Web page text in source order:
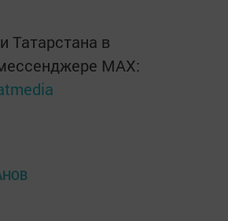
Татарстана в
MАХ: